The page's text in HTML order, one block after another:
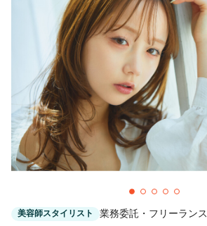
美容師スタイリスト 業務委託・フリーランス